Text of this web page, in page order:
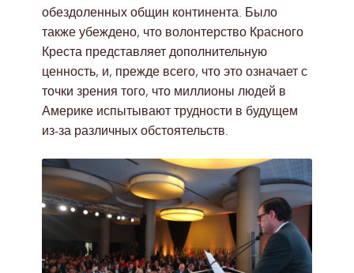
обездоленных общин континента. Было
также убеждено, что волонтерство Красного
Креста представляет дополнительную
ценность, и, прежде всего, что это означает с
точки зрения того, что миллионы людей в
Америке испытывают трудности в будущем
из-за различных обстоятельств.